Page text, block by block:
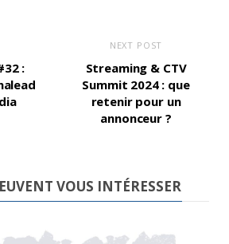
:
NEXT POST
Streaming & CTV
Summit 2024 : que
retenir pour un
annonceur ?
VOUS INTÉRESSER